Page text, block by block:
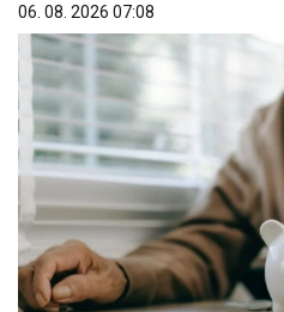
06. 08. 2026 07:08